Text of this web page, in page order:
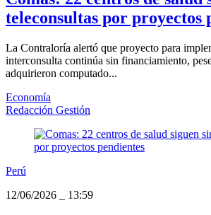
teleconsultas por proyectos
La Contraloría alertó que proyecto para
interconsulta continúa sin financiamiento,
adquirieron computado...
Economía
Redacción Gestión
Perú
12/06/2026
13:59